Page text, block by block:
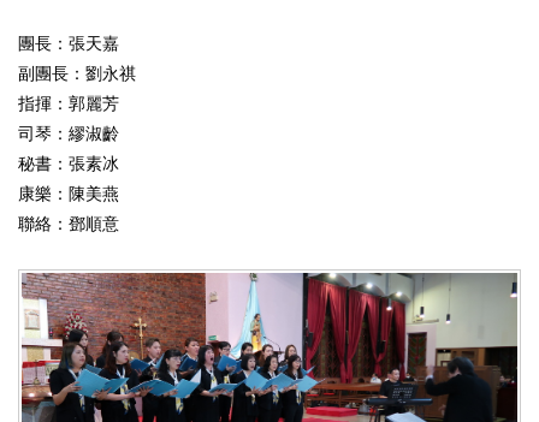
團長：張天嘉
副團長： 劉永祺
指揮：郭麗芳
司琴：繆淑齡
秘書：張素冰
康樂：陳美燕
聯絡：鄧順意